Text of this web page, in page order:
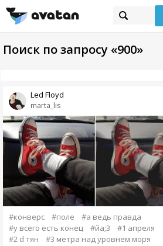
Поиск по запросу «900»
marta_lis
Led Floyd
#конверс #поле
#а ведь правда
#у всего есть конец
#йа;3
#1 апреля
#2 d тян
#3 метра над уровнем моря